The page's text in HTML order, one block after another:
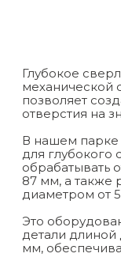
Глубокое
механической
позволяет
отверстия на
В нашем парке
для глубокого
обрабатывать
87 мм, а также
диаметром от
Это
детали
мм,